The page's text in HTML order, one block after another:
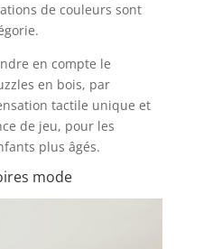
de couleurs sont
en compte le
en bois, par
tactile unique et
de jeu, pour les
plus âgés.
mode